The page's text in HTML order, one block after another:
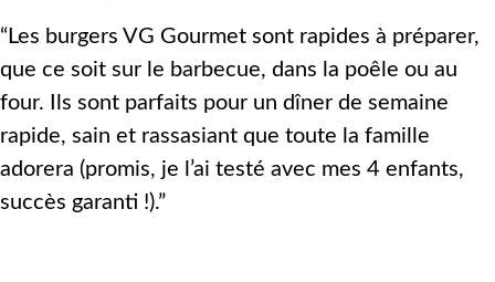
“Les burgers VG Gourmet sont rapides à préparer,
que ce soit sur le barbecue, dans la poêle ou au
four. Ils sont parfaits pour un dîner de semaine
rapide, sain et rassasiant que toute la famille
adorera (promis, je l’ai testé avec mes 4 enfants,
succès garanti !).”